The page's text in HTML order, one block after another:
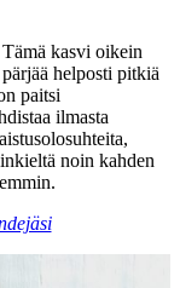
kasvi oikein
helposti pitkiä
paitsi
ilmasta
noin kahden